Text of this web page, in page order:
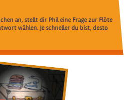
an, stellt dir Phil eine Frage zur Flöte
wählen. Je schneller du bist, desto